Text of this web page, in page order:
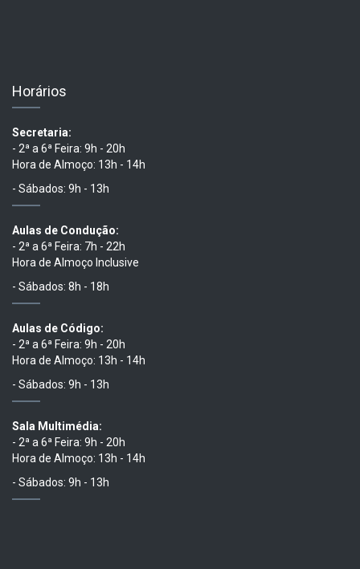
Horários
Secretaria:
- 2ª a 6ª Feira: 9h - 20h
Hora de Almoço: 13h - 14h
- Sábados: 9h - 13h
Aulas de Condução:
- 2ª a 6ª Feira: 7h - 22h
Hora de Almoço Inclusive
- Sábados: 8h - 18h
Aulas de Código:
- 2ª a 6ª Feira: 9h - 20h
Hora de Almoço: 13h - 14h
- Sábados: 9h - 13h
Sala Multimédia:
- 2ª a 6ª Feira: 9h - 20h
Hora de Almoço: 13h - 14h
- Sábados: 9h - 13h